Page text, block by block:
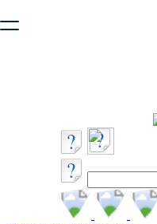
безопасную работу с